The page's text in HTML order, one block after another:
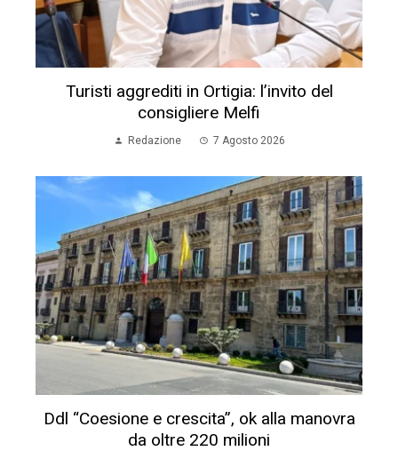
Turisti aggrediti in Ortigia: l’invito del
consigliere Melfi
Redazione 7 Agosto 2026
Ddl “Coesione e crescita”, ok alla manovra
da oltre 220 milioni